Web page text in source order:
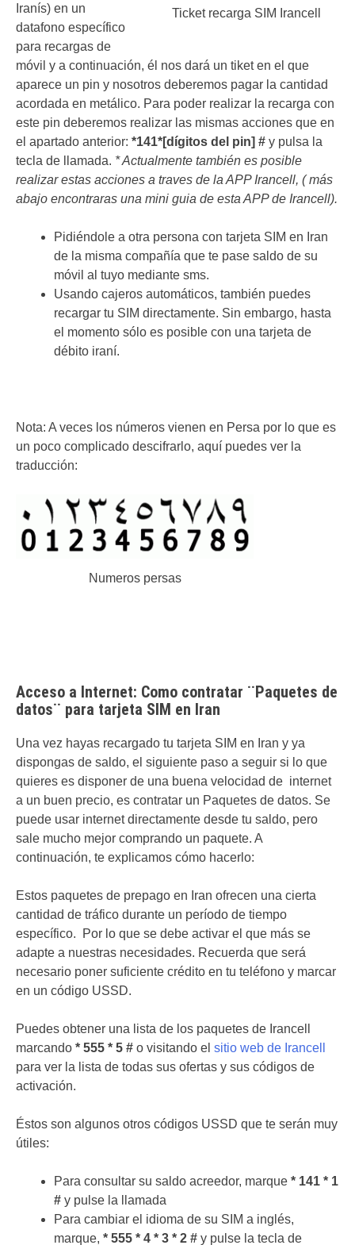
Ticket recarga SIM Irancell
Iranís) en un
datafono específico
para recargas de
móvil y a continuación, él nos dará un tiket en el que
aparece un pin y nosotros deberemos pagar la cantidad
acordada en metálico. Para poder realizar la recarga con
este pin deberemos realizar las mismas acciones que en
el apartado anterior: *141*[dígitos del pin] # y pulsa la
tecla de llamada. * Actualmente también es posible
realizar estas acciones a traves de la APP Irancell, ( más
abajo encontraras una mini guia de esta APP de Irancell).
Pidiéndole a otra persona con tarjeta SIM en Iran
de la misma compañía que te pase saldo de su
móvil al tuyo mediante sms.
Usando cajeros automáticos, también puedes
recargar tu SIM directamente. Sin embargo, hasta
el momento sólo es posible con una tarjeta de
débito iraní.
Nota: A veces los números vienen en Persa por lo que es
un poco complicado descifrarlo, aquí puedes ver la
traducción:
Numeros persas
Acceso a Internet: Como contratar ¨Paquetes de
datos¨ para tarjeta SIM en Iran
Una vez hayas recargado tu tarjeta SIM en Iran y ya
dispongas de saldo, el siguiente paso a seguir si lo que
quieres es disponer de una buena velocidad de internet
a un buen precio, es contratar un Paquetes de datos. Se
puede usar internet directamente desde tu saldo, pero
sale mucho mejor comprando un paquete. A
continuación, te explicamos cómo hacerlo:
Estos paquetes de prepago en Iran ofrecen una cierta
cantidad de tráfico durante un período de tiempo
específico. Por lo que se debe activar el que más se
adapte a nuestras necesidades. Recuerda que será
necesario poner suficiente crédito en tu teléfono y marcar
en un código USSD.
Puedes obtener una lista de los paquetes de Irancell
marcando * 555 * 5 # o visitando el sitio web de Irancell
para ver la lista de todas sus ofertas y sus códigos de
activación.
Éstos son algunos otros códigos USSD que te serán muy
útiles:
Para consultar su saldo acreedor, marque * 141 * 1
# y pulse la llamada
Para cambiar el idioma de su SIM a inglés,
marque, * 555 * 4 * 3 * 2 # y pulse la tecla de